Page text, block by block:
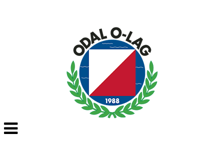
Veksle
navigasjon